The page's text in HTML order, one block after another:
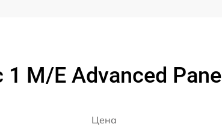
M/E Advanced Panel
Цена